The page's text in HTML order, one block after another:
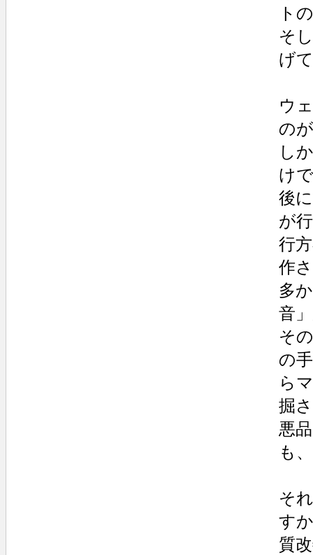
ト
そ
げ
ウ
の
し
け
後
が
行
作
多
音
そ
の
ら
掘
悪
も
そ
す
質